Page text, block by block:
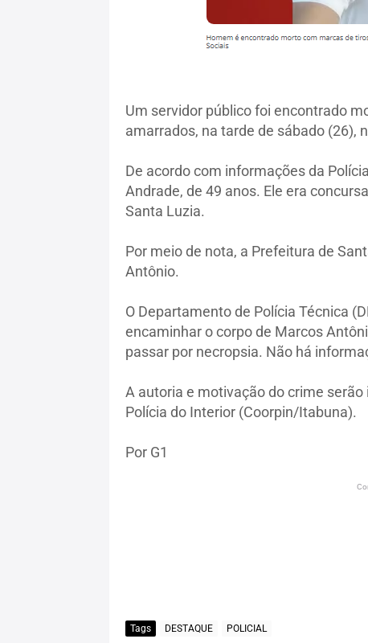
Um servidor público foi encontrado
amarrados, na tarde de sábado (26),
De acordo com informações da
Andrade, de 49 anos. Ele era
Santa Luzia.
Por meio de nota, a Prefeitura de
Antônio.
O Departamento de Polícia Técnica
encaminhar o corpo de Marcos
passar por necropsia. Não há
A autoria e motivação do crime
Polícia do Interior (Coorpin/Itabuna).
Por G1
Tags DESTAQUE POLICIAL